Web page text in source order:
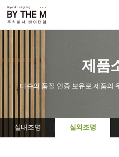
제품
다수의 품질 인증 보유로 제품의
실내조명 실외조명